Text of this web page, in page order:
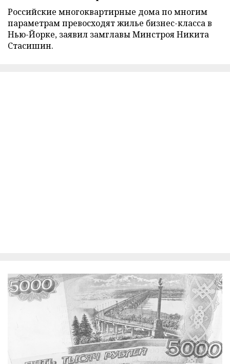
Российские многоквартирные дома по многим
параметрам превосходят жилье бизнес-класса в
Нью-Йорке, заявил замглавы Минстроя Никита
Стасишин.